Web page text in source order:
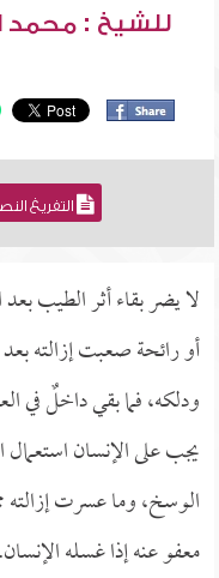
للشيخ : محمد
التفريغ
لا يضر بقاء أثر الطيب
أو رائحة صعبت إزالته
ودلكه، فما بقي داخلٌ في
يجب على الإنسان
الوسخ، وما عسرت إزالته
معفو عنه إذا غسله الإنسان.